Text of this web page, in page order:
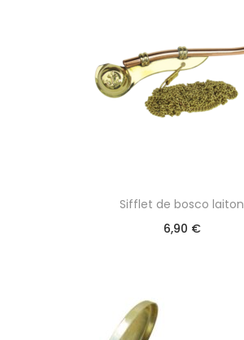
Sifflet de bosco laiton
6,90 €